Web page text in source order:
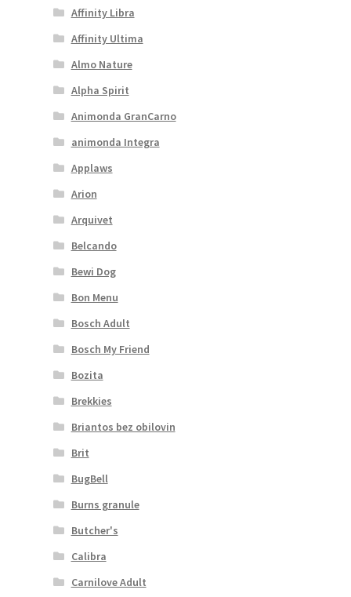
Affinity Libra
Affinity Ultima
Almo Nature
Alpha Spirit
Animonda GranCarno
animonda Integra
Applaws
Arion
Arquivet
Belcando
Bewi Dog
Bon Menu
Bosch Adult
Bosch My Friend
Bozita
Brekkies
Briantos bez obilovin
Brit
BugBell
Burns granule
Butcher's
Calibra
Carnilove Adult